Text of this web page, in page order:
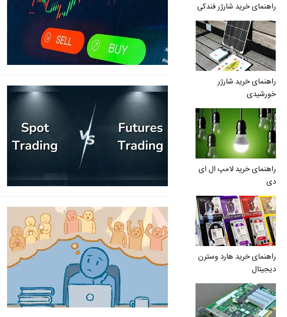
راهنمای خرید شارژر فندکی
راهنمای خرید شارژر
خورشیدی
راهنمای خرید لامپ ال ای
دی
راهنمای خرید هارد وسترن
دیجیتال